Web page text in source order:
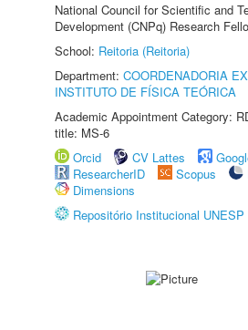
National Council for Scientific and
Development (CNPq) Research
School: Reitoria (Reitoria)
Department: COORDENADORIA
INSTITUTO DE FÍSICA TEÓRICA
Academic Appointment Category:
title: MS-6
Orcid
CV Lattes
ResearcherID
Scopus
Dimensions
Repositório Institucional UNESP